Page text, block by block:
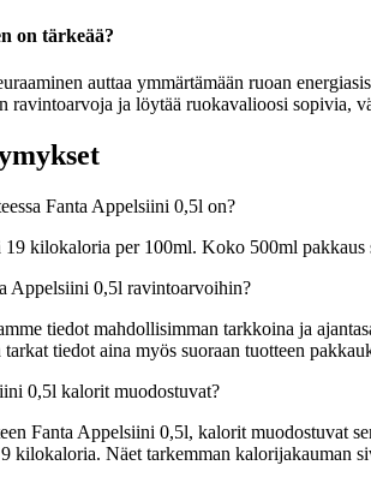
on tärkeää?
auttaa ymmärtämään ruoan
ravintoarvoja ja löytää ruokavalioosi sopivia,
Fanta Appelsiini 0,5l on?
kilokaloria per 100ml. Koko 500ml pakkaus
Appelsiini 0,5l ravintoarvoihin?
tiedot mahdollisimman tarkkoina ja
tiedot aina myös suoraan tuotteen
0,5l kalorit muodostuvat?
Fanta Appelsiini 0,5l, kalorit muodostuvat
kilokaloria. Näet tarkemman kalorijakauman